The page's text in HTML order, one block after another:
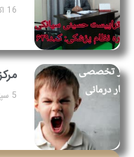
16 اکتبر 2022
5 سپتامبر 2020